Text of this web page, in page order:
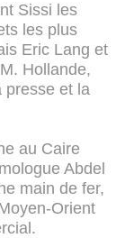
Sissi les
les plus
Eric Lang et
Hollande,
presse et la
au Caire
Abdel
main de fer,
Orient